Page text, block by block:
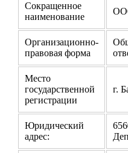
Сокращенное
наименование
Организационно-
правовая форма
Место
государственной
регистрации
г.
Юридический
адрес: